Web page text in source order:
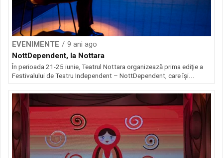
EVENIMENTE
9 ani ago
NottDependent, la Nottara
În perioada 21-25 iunie, Teatrul Nottara organizează prima ediţie a
Festivalului de Teatru Independent – NottDependent, care îşi...